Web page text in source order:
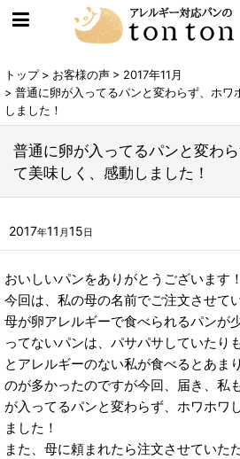
トップ > お客様の声 > 2017年11月
> 普通に卵が入ってるパンと変わらず、ホワ
しました！
普通に卵が入ってるパンと変わ
て美味しく、感動しました！
2017年11 月 15 日
おいしいパンをありがとうございます！
今回は、私の母の名前でご注文させて
母が卵アレルギーで食べられるパンが
ってないパンは、パサパサしていたり
とアレルギーのない私が食べるとあま
のが多かったのですが今回、届き、私
が入ってるパンと変わらず、ホワホワ
ました！
また、母に頼まれたら注文させていた